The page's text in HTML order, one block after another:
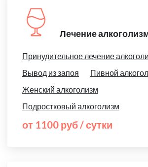
Лечение
Принудительное лечение
Вывод из запоя
Пивной
Женский алкоголизм
Подростковый алкоголизм
от 1100 руб / сутки